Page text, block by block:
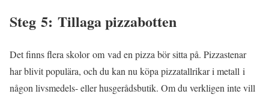
Steg 5: Tillaga pizzabotten
Det finns flera skolor om vad en pizza bör sitta på. Pizzastenar
har blivit populära, och du kan nu köpa pizzatallrikar i metall i
någon livsmedels- eller husgerådsbutik. Om du verkligen inte vill